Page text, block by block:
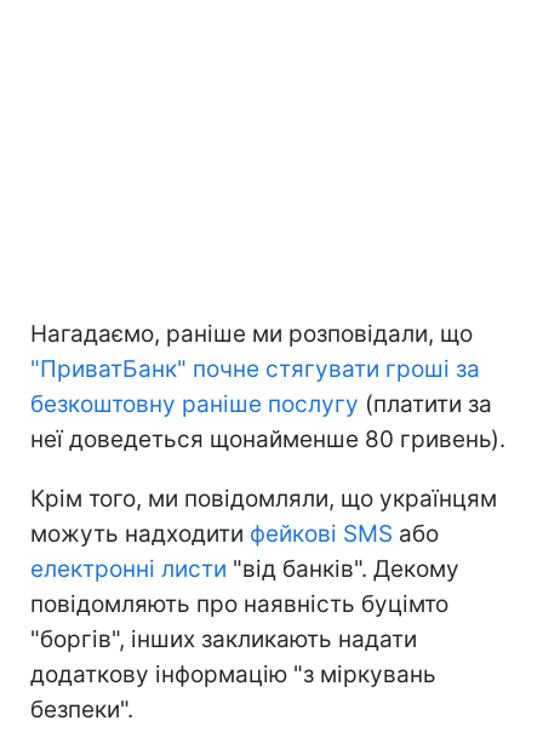
Нагадаємо, раніше ми розповідали, що
"ПриватБанк" почне стягувати гроші за
безкоштовну раніше послугу (платити за
неї доведеться щонайменше 80 гривень).
Крім того, ми повідомляли, що українцям
можуть надходити фейкові SMS або
електронні листи "від банків". Декому
повідомляють про наявність буцімто
"боргів", інших закликають надати
додаткову інформацію "з міркувань
безпеки".